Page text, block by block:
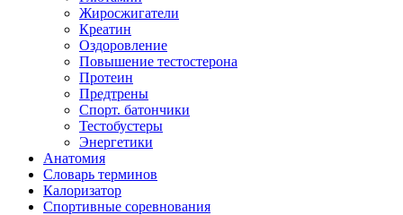
Жиросжигатели
Креатин
Оздоровление
Повышение тестостерона
Протеин
Предтрены
Спорт. батончики
Тестобустеры
Энергетики
Анатомия
Словарь терминов
Калоризатор
Спортивные соревнования